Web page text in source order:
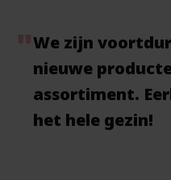
We zijn
nieuwe
assortiment.
het hele gezin!